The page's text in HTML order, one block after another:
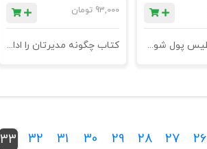
چگونه مغناطیس پول شویم؟
93,000 تومان
کتاب چگونه مدیرتان را اداره کنید؟ - چاپ سوم
26
27
28
29
30
31
32
33